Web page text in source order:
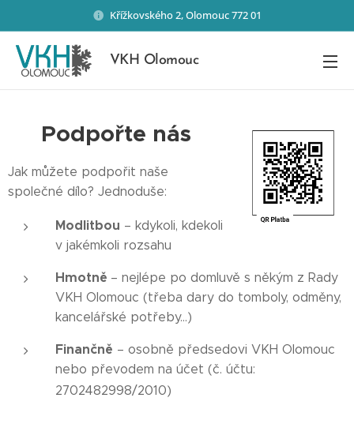
Křížkovského 2, Olomouc 772 01
VKH Olomouc
Podpořte nás
Jak můžete podpořit naše
společné dílo? Jednoduše:
Modlitbou – kdykoli, kdekoli
v jakémkoli rozsahu
Hmotně – nejlépe po domluvě s někým z Rady
VKH Olomouc (třeba dary do tomboly, odměny,
kancelářské potřeby...)
Finančně – osobně předsedovi VKH Olomouc
nebo převodem na účet (č. účtu:
2702482998/2010)